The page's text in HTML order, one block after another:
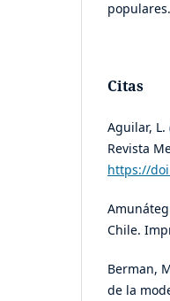
populares.
Citas
Aguilar,
Revista
https://
Chile.
Berman,
de la